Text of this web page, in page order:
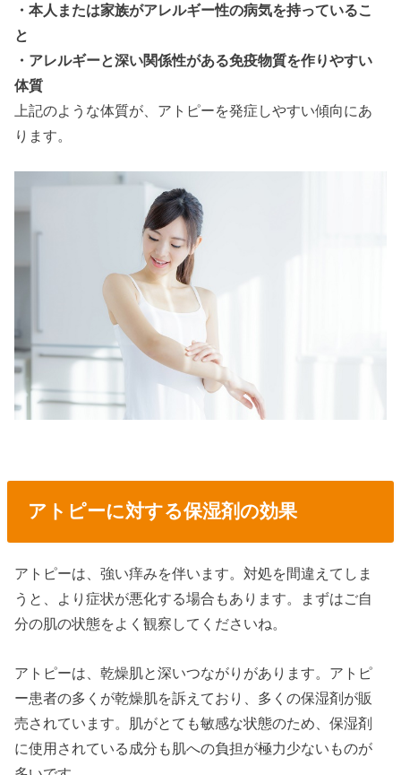
・本人または家族がアレルギー性の病気を持っているこ
と
・アレルギーと深い関係性がある免疫物質を作りやすい
体質
上記のような体質が、アトピーを発症しやすい傾向にあ
ります。
アトピーに対する保湿剤の効果
アトピーは、強い痒みを伴います。対処を間違えてしま
うと、より症状が悪化する場合もあります。まずはご自
分の肌の状態をよく観察してくださいね。
アトピーは、乾燥肌と深いつながりがあります。アトピ
ー患者の多くが乾燥肌を訴えており、多くの保湿剤が販
売されています。肌がとても敏感な状態のため、保湿剤
に使用されている成分も肌への負担が極力少ないものが